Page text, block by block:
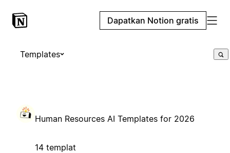
Dapatkan Notion gratis
Templates
Human Resources AI Templates for 2026
14 templat